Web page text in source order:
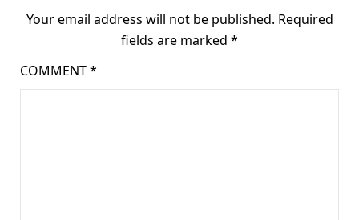
Your email address will not be published. Required
fields are marked *
COMMENT*